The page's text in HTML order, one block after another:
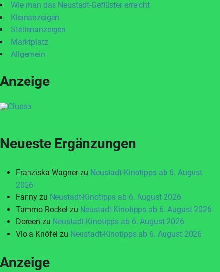
Wie man das Neustadt-Geflüster erreicht
Kleinanzeigen
Stellenanzeigen
Marktplatz
Allgemein
Anzeige
Neueste Ergänzungen
Franziska Wagnerzu Neustadt-Kinotipps ab 6. August
2026
Fanny zu Neustadt-Kinotipps ab 6. August 2026
Tammo Rockel zu Neustadt-Kinotipps ab 6. August 2026
Doreen zu Neustadt-Kinotipps ab 6. August 2026
Viola Knöfel zu Neustadt-Kinotipps ab 6. August 2026
Anzeige